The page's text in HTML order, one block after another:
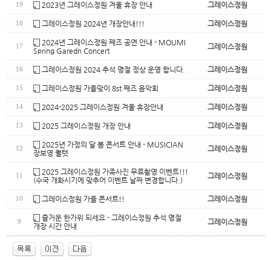
19 2023년 그레이스정원 겨울 휴장 안내 그레이스정원
18 그레이스정원 2024년 개장안내!!! 그레이스정원
17
2024년 그레이스정원 째즈 공연 안내 - MOUMI
Spring Garedn Concert
그레이스정원
16 그레이스정원 2024 추석 명절 정상 운영 합니다. 그레이스정원
15 그레이스정원 가을맞이 8st 째즈 음악회 그레이스정원
14 2024-2025 그레이스정원 겨울 휴장안내 그레이스정원
13 2025 그레이스정원 개장 안내 그레이스정원
12
2025년 가정의 달 봄 콘서트 안내 - MUSICIAN
장보영 퀄텟
그레이스정원
11
2025 그레이스정원 가족사진 무료촬영 이벤트!!!
(수국 개화시기에 맞추어 이벤트 날짜 변경합니다.)
그레이스정원
10 그레이스정원 가을 콘서트!! 그레이스정원
9
즐거운 한가위 되세요 - 그레이스정원 추석 명절
개장 시간 안내
그레이스정원